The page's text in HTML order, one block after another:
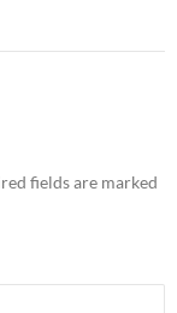
fields are marked